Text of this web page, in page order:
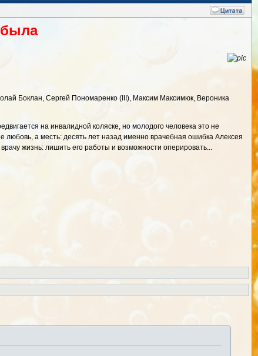
была
Боклан, Сергей Пономаренко (III), Максим Максимюк, Вероника
на инвалидной коляске, но молодого человека это не
а месть: десять лет назад именно врачебная ошибка Алексея
жизнь: лишить его работы и возможности оперировать...